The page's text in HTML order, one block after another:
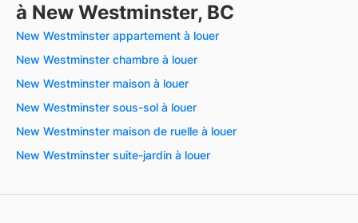
à New Westminster, BC
New Westminster appartement à louer
New Westminster chambre à louer
New Westminster maison à louer
New Westminster sous-sol à louer
New Westminster maison de ruelle à louer
New Westminster suite-jardin à louer